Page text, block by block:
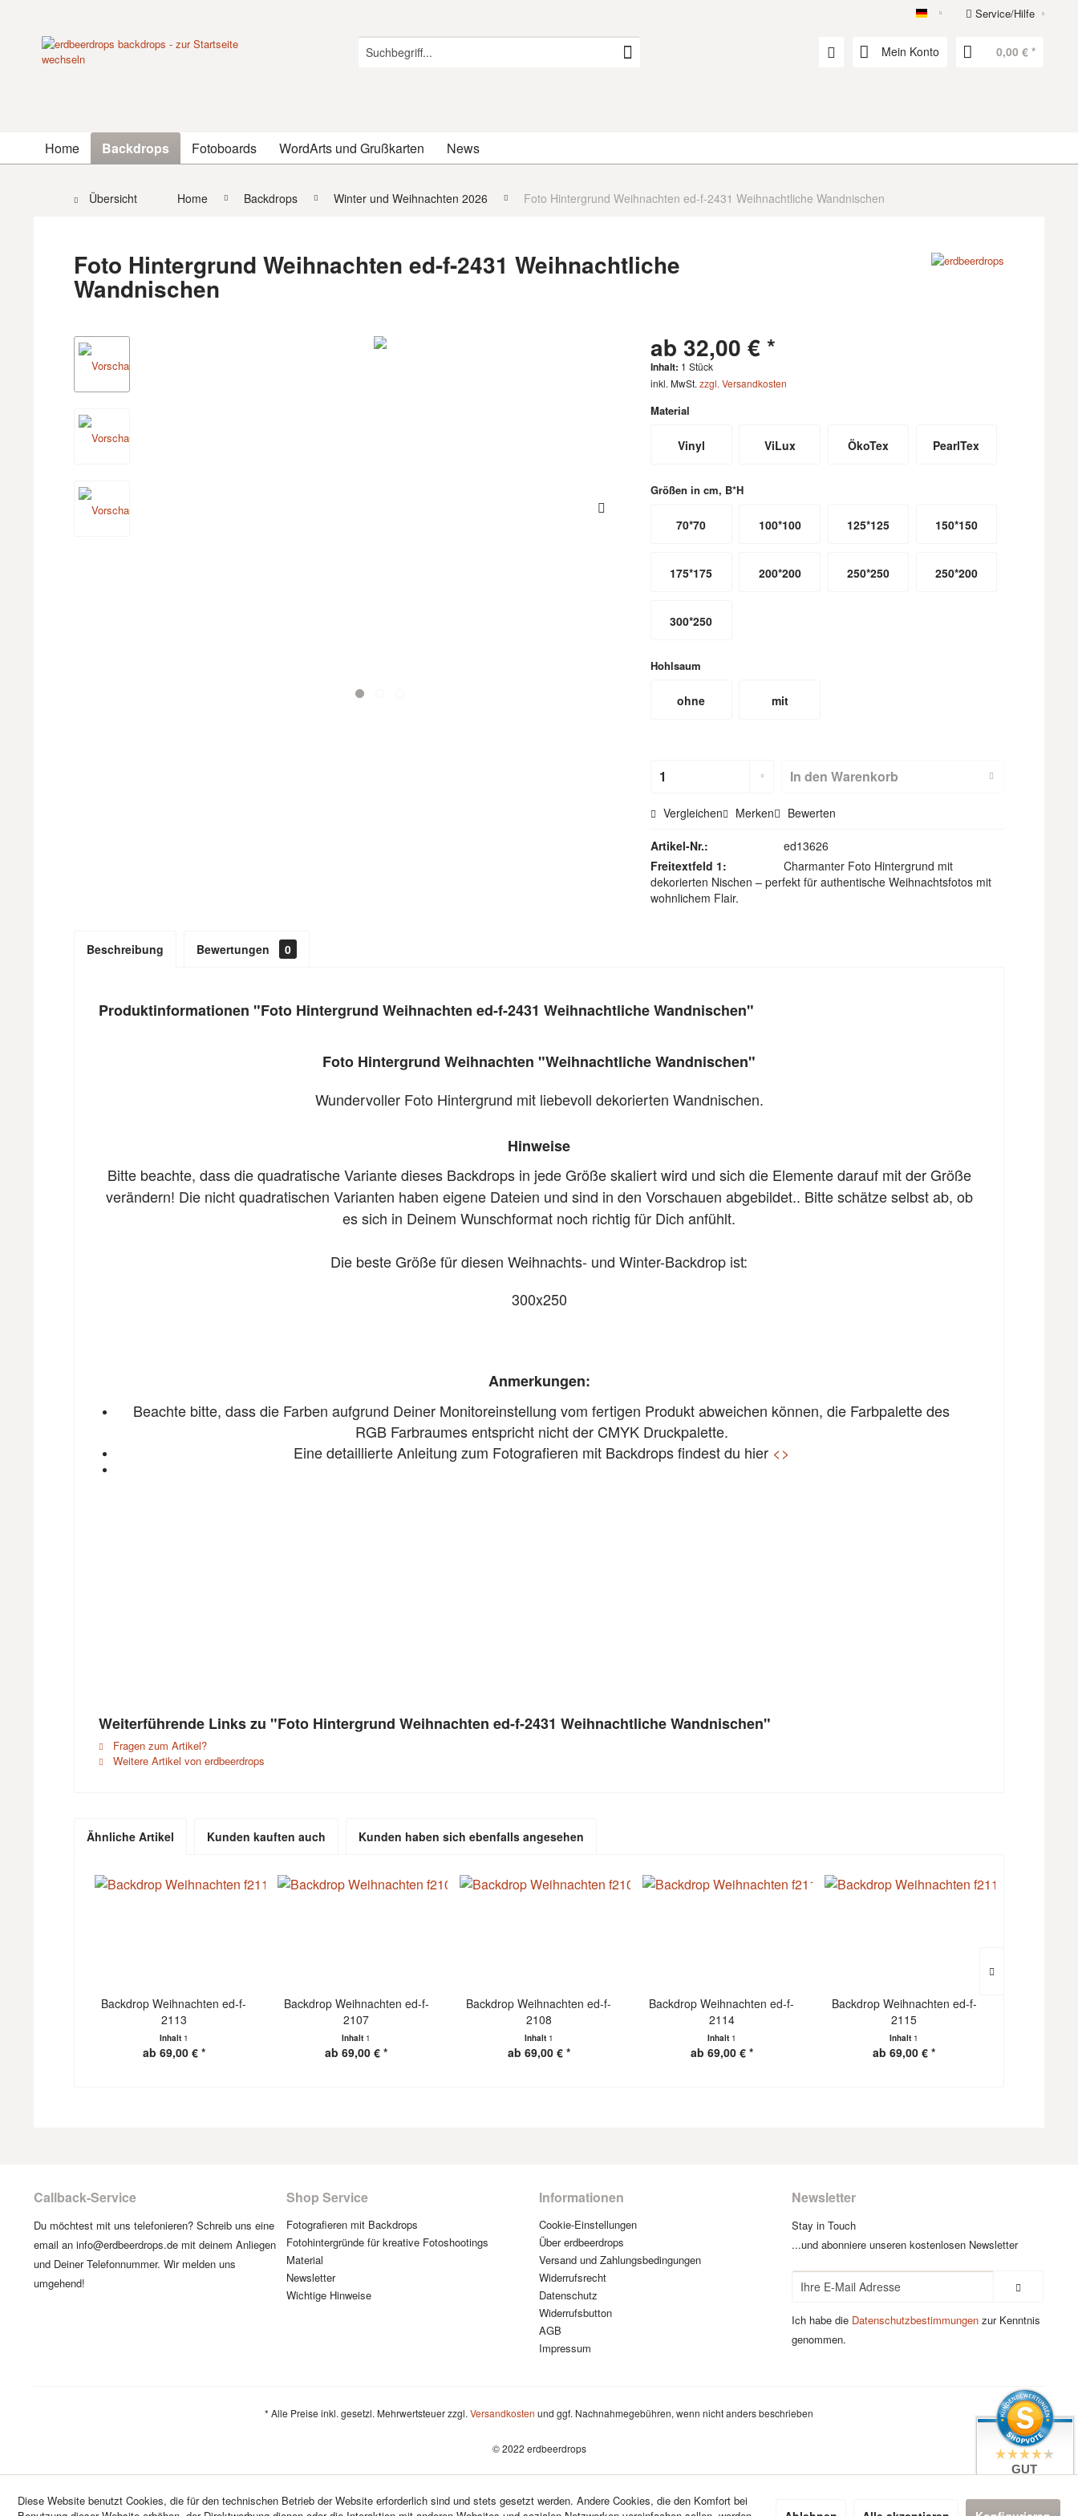
erdbeerdropsService/Hilfe
Mein Konto 0,00 € *
Home Backdrops Fotoboards WordArts und Grußkarten News
Übersicht Home Backdrops Winter und Weihnachten 2026 Foto Hintergrund Weihnachten ed-f-2431 Weihnachtliche Wandnischen
Foto Hintergrund Weihnachten ed-f-2431 Weihnachtliche
Wandnischen
ab 32,00 € *
Inhalt: 1 Stück
inkl. MwSt.zzgl. Versandkosten
Material
Vinyl ViLux ÖkoTex PearlTex
Größen in cm, B*H
70*70 100*100 125*125 150*150
175*175 200*200 250*250 250*200
300*250
Hohlsaum
ohne
mit
In den Warenkorb
Vergleichen Merken Bewerten
Artikel-Nr.:
ed13626
Freitextfeld 1:
Charmanter Foto Hintergrund mit
dekorierten Nischen – perfekt für authentische Weihnachtsfotos mit
wohnlichem Flair.
Beschreibung Bewertungen 0
Produktinformationen "Foto Hintergrund Weihnachten ed-f-2431 Weihnachtliche Wandnischen"
Foto Hintergrund Weihnachten "Weihnachtliche Wandnischen"
Wundervoller Foto Hintergrund mit liebevoll dekorierten Wandnischen.
Hinweise
Bitte beachte, dass die quadratische Variante dieses Backdrops in jede Größe skaliert wird und sich die Elemente darauf mit der Größe
verändern! Die nicht quadratischen Varianten haben eigene Dateien und sind in den Vorschauen abgebildet.. Bitte schätze selbst ab, ob
es sich in Deinem Wunschformat noch richtig für Dich anfühlt.
Die beste Größe für diesen Weihnachts- und Winter-Backdrop ist:
300x250
Anmerkungen:
Beachte bitte, dass die Farben aufgrund Deiner Monitoreinstellung vom fertigen Produkt abweichen können, die Farbpalette des
RGB Farbraumes entspricht nicht der CMYK Druckpalette.
Eine detaillierte Anleitung zum Fotografieren mit Backdrops findest du hier <>
Weiterführende Links zu "Foto Hintergrund Weihnachten ed-f-2431 Weihnachtliche Wandnischen"
Fragen zum Artikel?
Weitere Artikel von erdbeerdrops
Ähnliche Artikel Kunden kauften auch Kunden haben sich ebenfalls angesehen
Backdrop Weihnachten ed-f-
2113
Inhalt 1
ab 69,00 € *
Backdrop Weihnachten ed-f-
2107
Inhalt 1
ab 69,00 € *
Backdrop Weihnachten ed-f-
2108
Inhalt 1
ab 69,00 € *
Backdrop Weihnachten ed-f-
2114
Inhalt 1
ab 69,00 € *
Backdrop Weihnachten ed-f-
2115
Inhalt 1
ab 69,00 € *
Callback-Service
Du möchtest mit uns telefonieren? Schreib uns eine
email an info@erdbeerdrops.de mit deinem Anliegen
und Deiner Telefonnummer. Wir melden uns
umgehend!
Shop Service
Fotografieren mit Backdrops
Fotohintergründe für kreative Fotoshootings
Material
Newsletter
Wichtige Hinweise
Informationen
Cookie-Einstellungen
Über erdbeerdrops
Versand und Zahlungsbedingungen
Widerrufsrecht
Datenschutz
Widerrufsbutton
AGB
Impressum
Newsletter
Stay in Touch
...und abonniere unseren kostenlosen Newsletter
Ich habe die Datenschutzbestimmungen zur Kenntnis
genommen.
* Alle Preise inkl. gesetzl. Mehrwertsteuer zzgl. Versandkosten und ggf. Nachnahmegebühren, wenn nicht anders beschrieben
© 2022 erdbeerdrops
Diese Website benutzt Cookies, die für den technischen Betrieb der Website erforderlich sind und stets gesetzt werden. Andere Cookies, die den Komfort bei
GUT